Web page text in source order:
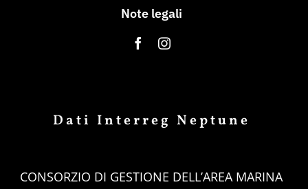
Note legali
Dati Interreg Neptune
CONSORZIO DI GESTIONE DELL’AREA MARINA